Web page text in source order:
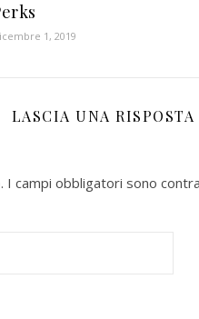
1, 2019
LASCIA UNA RISPOSTA
I campi obbligatori sono